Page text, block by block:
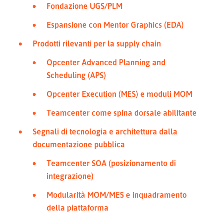
Fondazione UGS/PLM
Espansione con Mentor Graphics (EDA)
Prodotti rilevanti per la supply chain
Opcenter Advanced Planning and
Scheduling (APS)
Opcenter Execution (MES) e moduli MOM
Teamcenter come spina dorsale abilitante
Segnali di tecnologia e architettura dalla
documentazione pubblica
Teamcenter SOA (posizionamento di
integrazione)
Modularità MOM/MES e inquadramento
della piattaforma